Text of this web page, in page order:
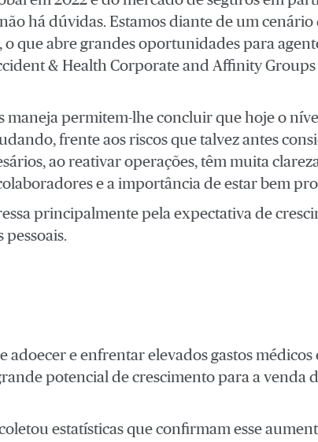
não há dúvidas. Estamos diante de um
que abre grandes oportunidades para
& Health Corporate and Affinity
maneja permitem-lhe concluir que hoje o
frente aos riscos que talvez antes
ao reativar operações, têm muita
e a importância de estar bem
principalmente pela expectativa de
pessoais.
adoecer e enfrentar elevados gastos médicos
potencial de crescimento para a venda
estatísticas que confirmam esse